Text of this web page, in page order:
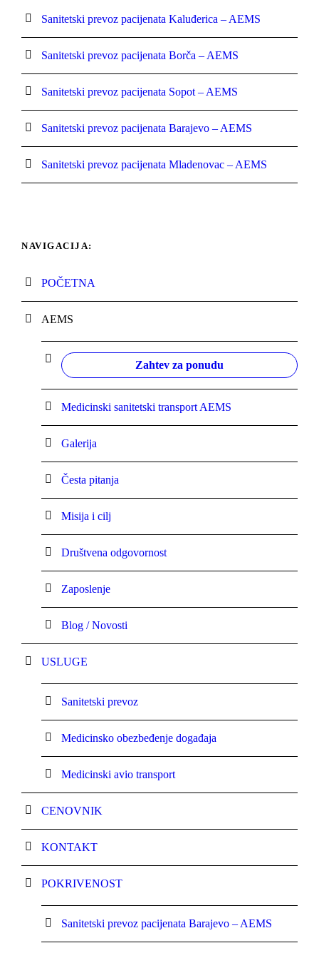
Sanitetski prevoz pacijenata Kaluđerica – AEMS
Sanitetski prevoz pacijenata Borča – AEMS
Sanitetski prevoz pacijenata Sopot – AEMS
Sanitetski prevoz pacijenata Barajevo – AEMS
Sanitetski prevoz pacijenata Mladenovac – AEMS
NAVIGACIJA:
POČETNA
AEMS
Zahtev za ponudu
Medicinski sanitetski transport AEMS
Galerija
Česta pitanja
Misija i cilj
Društvena odgovornost
Zaposlenje
Blog / Novosti
USLUGE
Sanitetski prevoz
Medicinsko obezbeđenje događaja
Medicinski avio transport
CENOVNIK
KONTAKT
POKRIVENOST
Sanitetski prevoz pacijenata Barajevo – AEMS